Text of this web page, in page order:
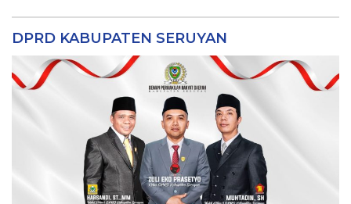
DPRD KABUPATEN SERUYAN